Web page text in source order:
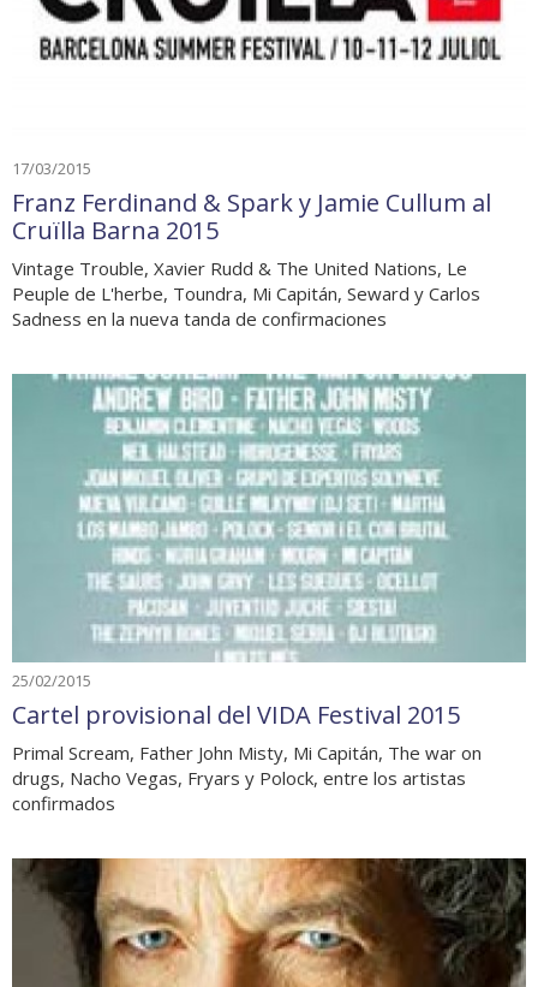
17/03/2015
Franz Ferdinand & Spark y Jamie Cullum al
Cruïlla Barna 2015
Vintage Trouble, Xavier Rudd & The United Nations, Le
Peuple de L'herbe, Toundra, Mi Capitán, Seward y Carlos
Sadness en la nueva tanda de confirmaciones
25/02/2015
Cartel provisional del VIDA Festival 2015
Primal Scream, Father John Misty, Mi Capitán, The war on
drugs, Nacho Vegas, Fryars y Polock, entre los artistas
confirmados